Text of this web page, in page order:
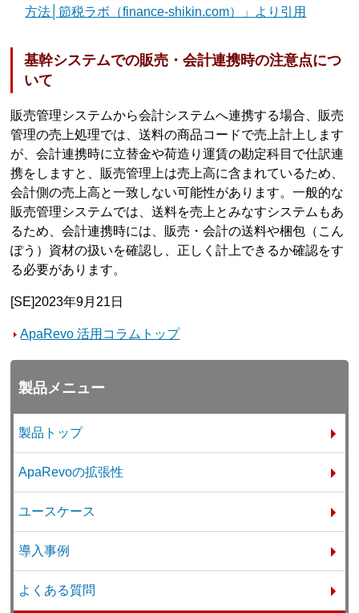
方法│節税ラボ（finance-shikin.com）」より引用
基幹システムでの販売・会計連携時の注意点につ
いて
販売管理システムから会計システムへ連携する場合、販売
管理の売上処理では、送料の商品コードで売上計上します
が、会計連携時に立替金や荷造り運賃の勘定科目で仕訳連
携をしますと、販売管理上は売上高に含まれているため、
会計側の売上高と一致しない可能性があります。一般的な
販売管理システムでは、送料を売上とみなすシステムもあ
るため、会計連携時には、販売・会計の送料や梱包（こん
ぽう）資材の扱いを確認し、正しく計上できるか確認をす
る必要があります。
[SE]2023年9月21日
ApaRevo 活用コラムトップ
製品メニュー
製品トップ
ApaRevoの拡張性
ユースケース
導入事例
よくある質問